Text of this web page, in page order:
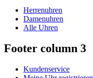
Herrenuhren
Damenuhren
Alle Uhren
Footer column 3
Kundenservice